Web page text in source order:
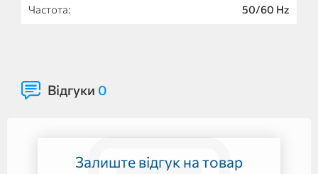
Частота: 50/60 Нz
Відгуки 0
Залиште відгук на товар